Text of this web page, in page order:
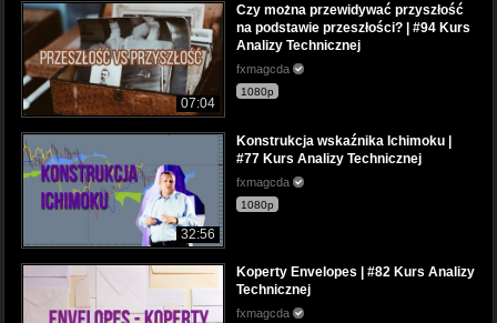
07:04
Czy można przewidywać przyszłość
na podstawie przeszłości? | #94 Kurs
Analizy Technicznej
fxmagcda
1080p
32:56
Konstrukcja wskaźnika Ichimoku |
#77 Kurs Analizy Technicznej
fxmagcda
1080p
Koperty Envelopes | #82 Kurs Analizy
Technicznej
fxmagcda